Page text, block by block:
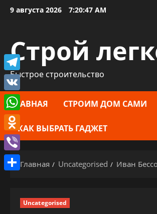
Перейти
9 августа 2026 7:20:48 AM
Строй
Быстрое строительство
ГЛАВНАЯ СТРОИМ ДОМ САМИ
КАК ВЫБРАТЬ ГАДЖЕТ
Главная Uncategorised Иван
Uncategorised
Telegram
VK
WhatsApp
Odnoklassniki
Viber